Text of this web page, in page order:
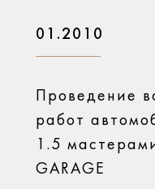
01.2010
Проведение
работ
1.5
GARAGE